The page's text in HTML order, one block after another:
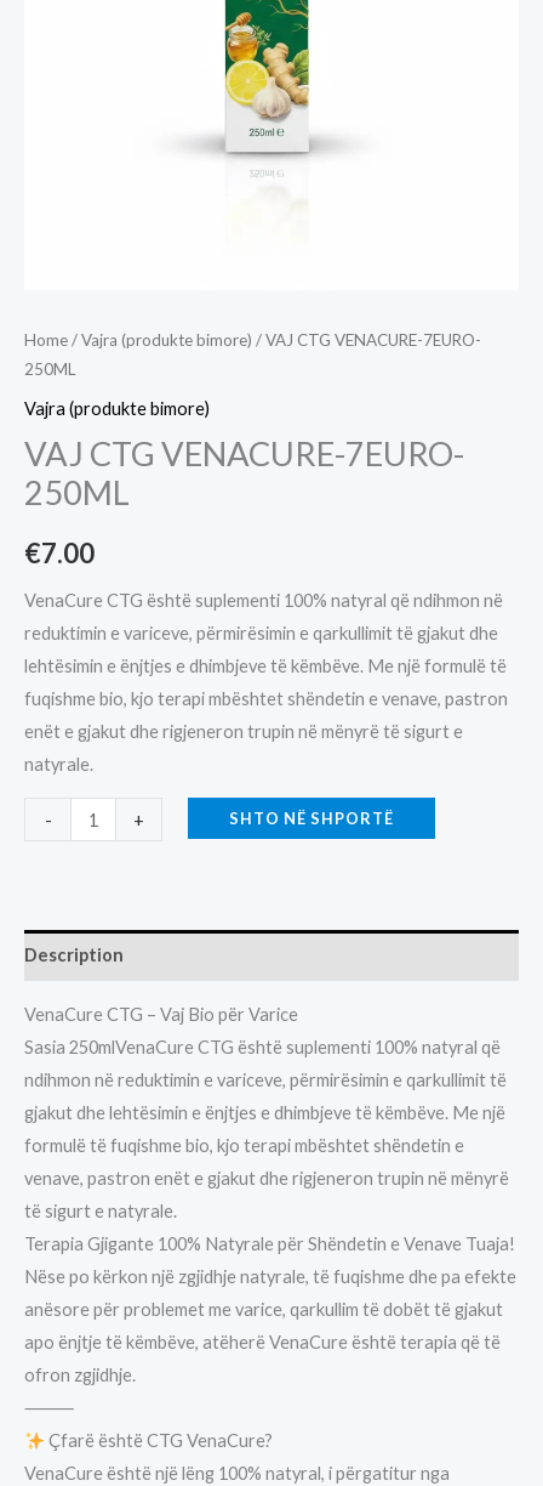
Home/Vajra (produkte bimore) / VAJ CTG VENACURE-7EURO-
250ML
Vajra (produkte bimore)
VAJ CTG VENACURE-7EURO-
250ML
€7.00
VenaCure CTG është suplementi 100% natyral që ndihmon në
reduktimin e variceve, përmirësimin e qarkullimit të gjakut dhe
lehtësimin e ënjtjes e dhimbjeve të këmbëve. Me një formulë të
fuqishme bio, kjo terapi mbështet shëndetin e venave, pastron
enët e gjakut dhe rigjeneron trupin në mënyrë të sigurt e
natyrale.
-
250ML
+ SHTO NË SHPORTË
Description
VenaCure CTG – Vaj Bio për Varice
Sasia 250mlVenaCure CTG është suplementi 100% natyral që
ndihmon në reduktimin e variceve, përmirësimin e qarkullimit të
gjakut dhe lehtësimin e ënjtjes e dhimbjeve të këmbëve. Me një
formulë të fuqishme bio, kjo terapi mbështet shëndetin e
venave, pastron enët e gjakut dhe rigjeneron trupin në mënyrë
të sigurt e natyrale.
Terapia Gjigante 100% Natyrale për Shëndetin e Venave Tuaja!
Nëse po kërkon një zgjidhje natyrale, të fuqishme dhe pa efekte
anësore për problemet me varice, qarkullim të dobët të gjakut
apo ënjtje të këmbëve, atëherë VenaCure është terapia që të
ofron zgjidhje.
⸻
Çfarë është CTG VenaCure?
VenaCure është një lëng 100% natyral, i përgatitur nga